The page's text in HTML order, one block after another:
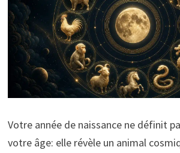
Votre année de naissance ne définit
votre âge: elle révèle un animal